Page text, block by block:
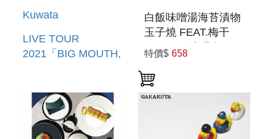
Kuwata
LIVE TOUR
2021「BIG MOUTH,
白飯味噌湯海苔漬物
玉子燒 FEAT.梅干
CD+DVD演唱會 豪
華初回盤
特價$ 658